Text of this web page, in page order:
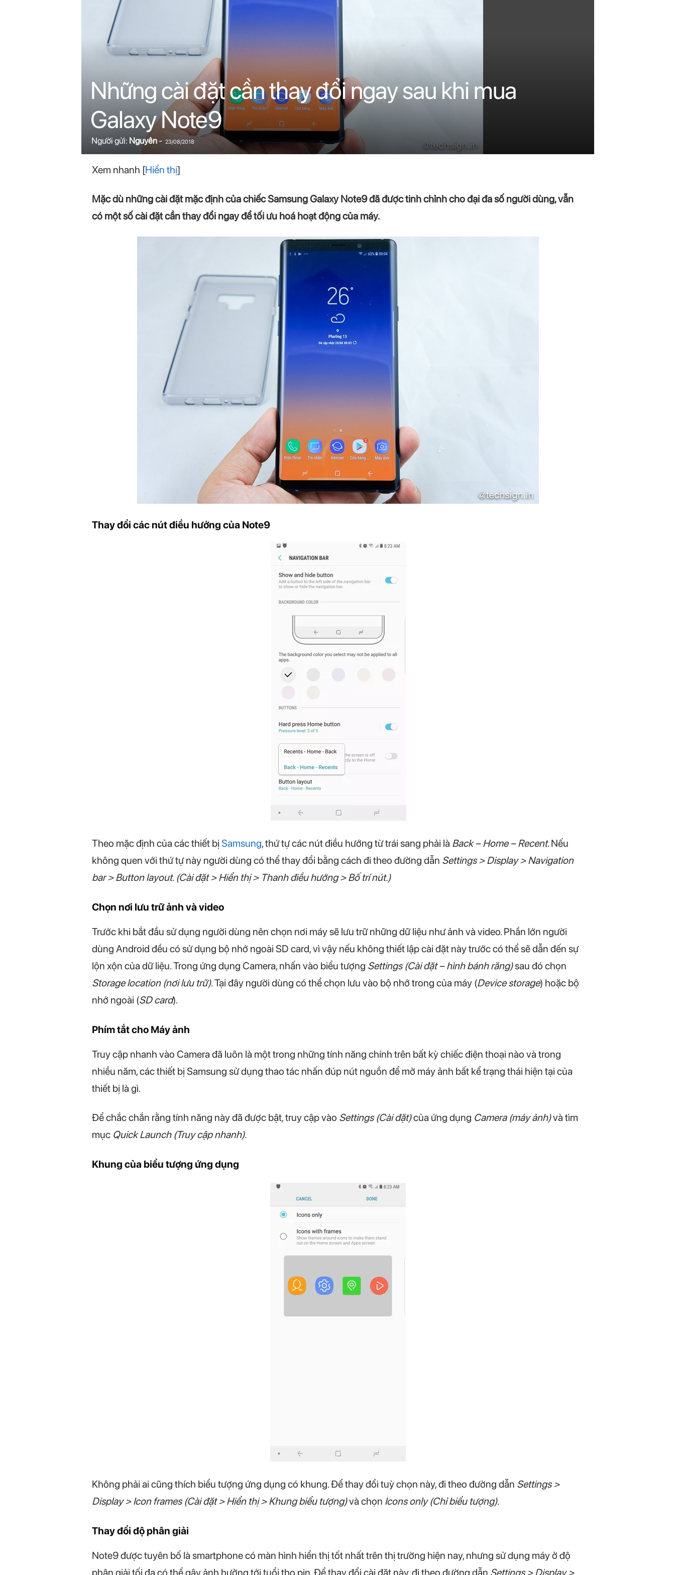
c
o
Những cài đặt cần thay đổi ngay sau khi mua
Galaxy Note9
Người gửi: Nguyên- 23/08/2018
Xem nhanh [Hiển thị]
Mặc dù những cài đặt mặc định của chiếc Samsung Galaxy Note9 đã được tinh chỉnh cho đại đa số người dùng, vẫn
có một số cài đặt cần thay đổi ngay để tối ưu hoá hoạt động của máy.
Thay đổi các nút điều hướng của Note9
Theo mặc định của các thiết bị Samsung, thứ tự các nút điều hướng từ trái sang phải là Back – Home – Recent. Nếu
không quen với thứ tự này người dùng có thể thay đổi bằng cách đi theo đường dẫn Settings > Display > Navigation
bar > Button layout. (Cài đặt > Hiển thị > Thanh điều hướng > Bố trí nút.)
Chọn nơi lưu trữ ảnh và video
Trước khi bắt đầu sử dụng người dùng nên chọn nơi máy sẽ lưu trữ những dữ liệu như ảnh và video. Phần lớn người
dùng Android đều có sử dụng bộ nhớ ngoài SD card, vì vậy nếu không thiết lập cài đặt này trước có thể sẽ dẫn đến sự
lộn xộn của dữ liệu. Trong ứng dụng Camera, nhấn vào biểu tượng Settings (Cài đặt – hình bánh răng)sau đó chọn
Storage location (nơi lưu trữ). Tại đây người dùng có thể chọn lưu vào bộ nhớ trong của máy (Device storage) hoặc bộ
nhớ ngoài (SD card).
Phím tắt cho Máy ảnh
Truy cập nhanh vào Camera đã luôn là một trong những tính năng chính trên bất kỳ chiếc điện thoại nào và trong
nhiều năm, các thiết bị Samsung sử dụng thao tác nhấn đúp nút nguồn để mở máy ảnh bất kể trạng thái hiện tại của
thiết bị là gì.
Để chắc chắn rằng tính năng này đã được bật, truy cập vào Settings (Cài đặt)của ứng dụng Camera (máy ảnh)và tìm
mục Quick Launch (Truy cập nhanh).
Khung của biểu tượng ứng dụng
Không phải ai cũng thích biểu tượng ứng dụng có khung. Để thay đổi tuỳ chọn này, đi theo đường dẫn Settings >
Display > Icon frames (Cài đặt > Hiển thị > Khung biểu tượng)và chọn Icons only (Chỉ biểu tượng).
Thay đổi độ phân giải
Note9 được tuyên bố là smartphone có màn hình hiển thị tốt nhất trên thị trường hiện nay, nhưng sử dụng máy ở độ
phân giải tối đa có thể gây ảnh hưởng tới tuổi thọ pin. Để thay đổi cài đặt này, đi theo đường dẫn Settings > Display >